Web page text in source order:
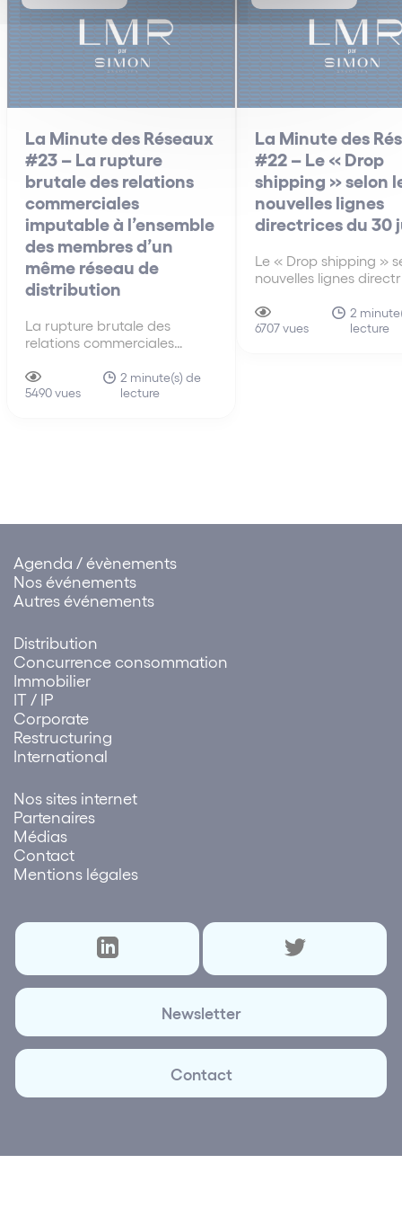
La Minute des Réseaux
#23 – La rupture
brutale des relations
commerciales
imputable à l’ensemble
des membres d’un
même réseau de
distribution
La rupture brutale des
relations commerciales
membres d’un même réseau
de distribution La faute tirée
5490 vues
2 minute(s) de
lecture
La Minute des
#22 – Le « Drop
shipping » selon
nouvelles lignes
directrices du 30
Le « Drop shipping »
nouvelles lignes
anciennes lignes
de 2010, les nouvelles
6707 vues
2
lecture
Agenda / évènements
Nos événements
Autres événements
Distribution
Concurrence consommation
Immobilier
IT / IP
Corporate
Restructuring
International
Nos sites internet
Partenaires
Médias
Contact
Mentions légales
Newsletter
Contact